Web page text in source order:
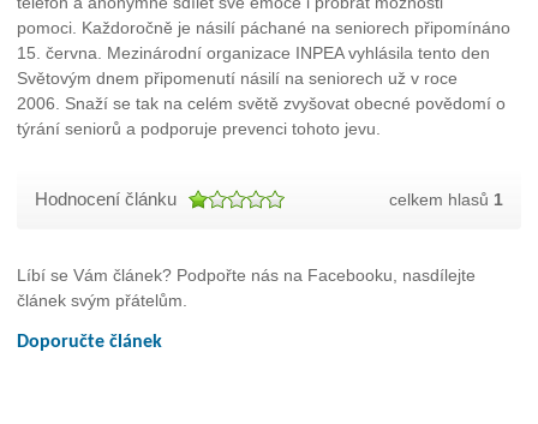
pomoci. Každoročně je násilí páchané na seniorech připomínáno
15. června. Mezinárodní organizace INPEA vyhlásila tento den
Světovým dnem připomenutí násilí na seniorech už v roce
2006. Snaží se tak na celém světě zvyšovat obecné povědomí o
týrání seniorů a podporuje prevenci tohoto jevu.
Hodnocení článku celkem hlasů 1
Líbí se Vám článek? Podpořte nás na Facebooku, nasdílejte
článek svým přátelům.
Doporučte článek